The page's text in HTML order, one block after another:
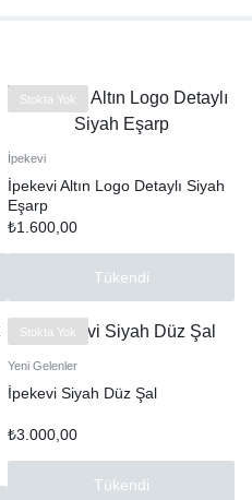
Stokta Yok
İpekevi
İpekevi Altın Logo Detaylı Siyah
Eşarp
₺1.600,00
Tükendi
Stokta Yok
Yeni Gelenler
İpekevi Siyah Düz Şal
₺3.000,00
Tükendi